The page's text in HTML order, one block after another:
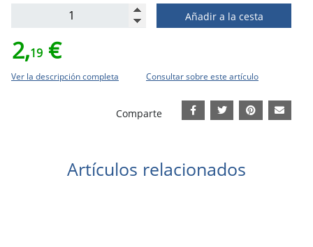
Añadir a la cesta
2,19 €
Ver la descripción completa Consultar sobre este artículo
Comparte
Artículos relacionados